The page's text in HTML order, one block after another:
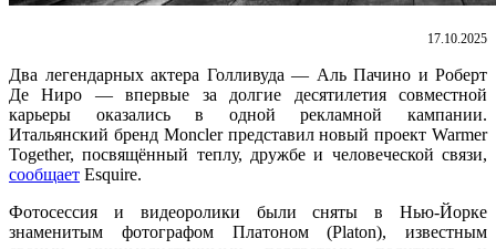
17.10.2025
Два легендарных актера Голливуда — Аль Пачино и Роберт
Де Ниро — впервые за долгие десятилетия совместной
карьеры оказались в одной рекламной кампании.
Итальянский бренд Moncler представил новый проект Warmer
Together, посвящённый теплу, дружбе и человеческой связи,
сообщает Esquire.
Фотосессия и видеоролики были сняты в Нью-Йорке
знаменитым фотографом Платоном (Platon), известным